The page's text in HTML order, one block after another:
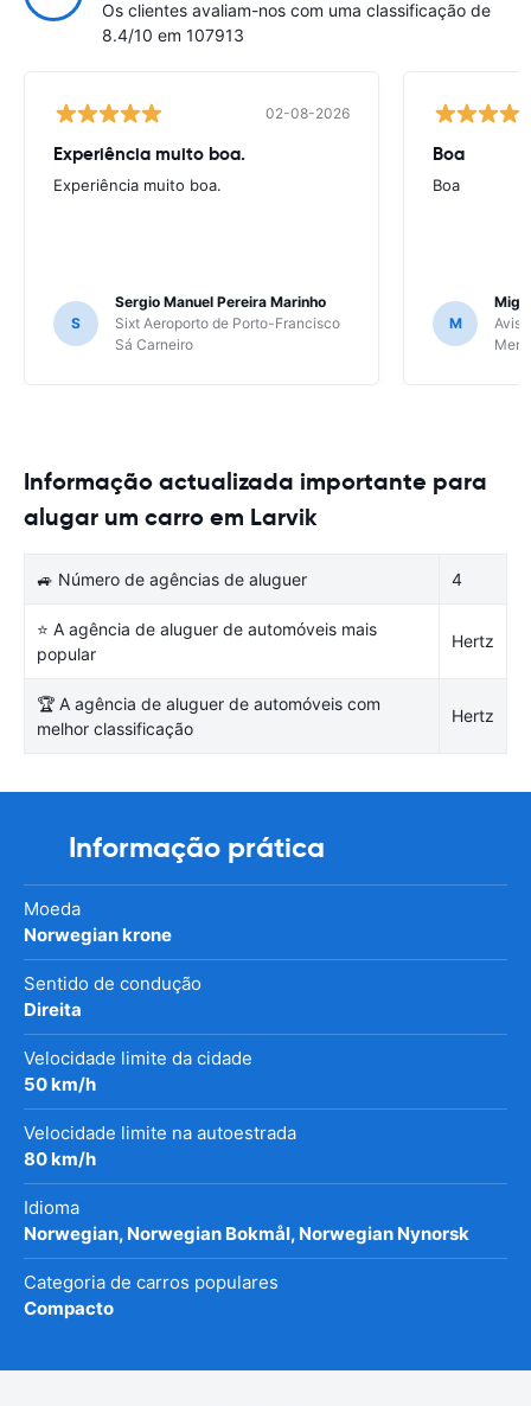
Os clientes avaliam-nos com uma classificação de
8.4/10 em 107913
02-08-2026
Experiência muito boa.
Experiência muito boa.
S
Sergio Manuel Pereira Marinho
Sixt Aeroporto de Porto-Francisco
Sá Carneiro
Boa
Boa
M
Avis
Informação actualizada importante para
alugar um carro em Larvik
🚙 Número de agências de aluguer 4
⭐ A agência de aluguer de automóveis mais
popular
Hertz
🏆 A agência de aluguer de automóveis com
melhor classificação
Hertz
Informação prática
Moeda
Norwegian krone
Sentido de condução
Direita
Velocidade limite da cidade
50 km/h
Velocidade limite na autoestrada
80 km/h
Idioma
Norwegian, Norwegian Bokmål, Norwegian Nynorsk
Categoria de carros populares
Compacto